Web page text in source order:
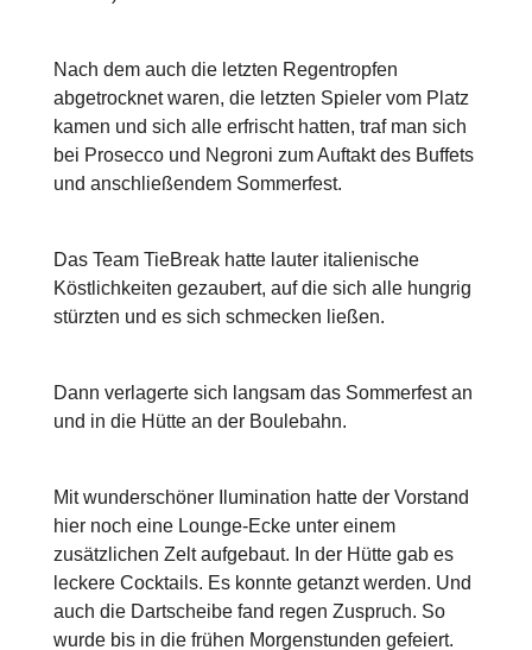
Nach dem auch die letzten Regentropfen
abgetrocknet waren, die letzten Spieler vom Platz
kamen und sich alle erfrischt hatten, traf man sich
bei Prosecco und Negroni zum Auftakt des Buffets
und anschließendem Sommerfest.
Das Team TieBreak hatte lauter italienische
Köstlichkeiten gezaubert, auf die sich alle hungrig
stürzten und es sich schmecken ließen.
Dann verlagerte sich langsam das Sommerfest an
und in die Hütte an der Boulebahn.
Mit wunderschöner Ilumination hatte der Vorstand
hier noch eine Lounge-Ecke unter einem
zusätzlichen Zelt aufgebaut. In der Hütte gab es
leckere Cocktails. Es konnte getanzt werden. Und
auch die Dartscheibe fand regen Zuspruch. So
wurde bis in die frühen Morgenstunden gefeiert.